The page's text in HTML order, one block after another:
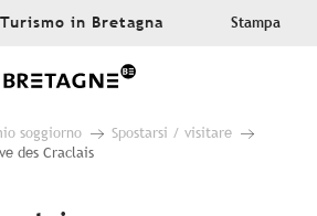
in Bretagna Stampa
soggiorno
Spostarsi / visitare
des Craclais